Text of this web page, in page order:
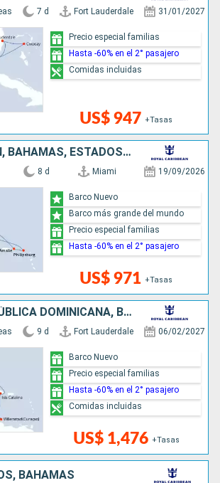
7 d Fort Lauderdale 31/01/2027
US$ 947 +Tasas
Precio especial familias
Hasta -60% en el 2° pasajero
Comidas incluidas
SAN MARTÍN, BAHAMAS, ESTADOS UNIDOS
8 d Miami 19/09/2026
US$ 971 +Tasas
Barco Nuevo
Barco más grande del mundo
Precio especial familias
Hasta -60% en el 2° pasajero
ARUBA, REPÚBLICA DOMINICANA, BAHAMAS, ESTADOS UNIDOS
9 d Fort Lauderdale 06/02/2027
US$ 1,476 +Tasas
Barco Nuevo
Precio especial familias
Hasta -60% en el 2° pasajero
Comidas incluidas
BAHAMAS